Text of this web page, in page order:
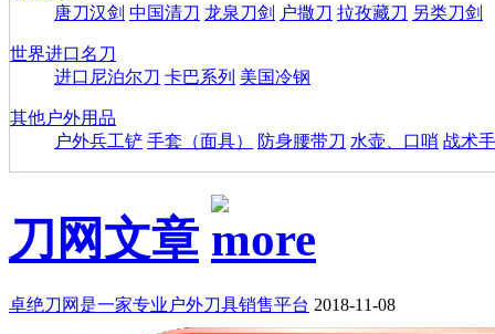
唐刀汉剑 中国清刀 龙泉刀剑 户撒刀 拉孜藏刀 另类刀剑
世界进口名刀
进口尼泊尔刀 卡巴系列 美国冷钢
其他户外用品
户外兵工铲 手套（面具） 防身腰带刀 水壶、口哨 战术
刀网文章
卓绝刀网是一家专业户外刀具销售平台 2018-11-08